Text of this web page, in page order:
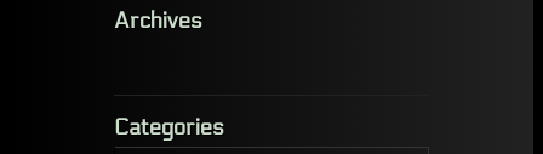
Archives
Categories